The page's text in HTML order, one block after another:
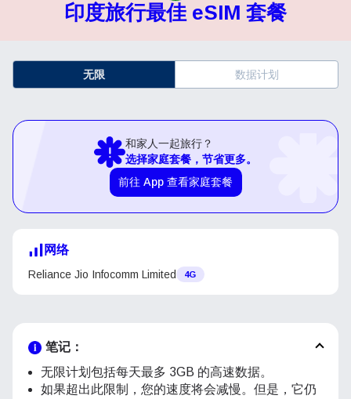
印度旅行最佳 eSIM 套餐
无限 数据计划
和家人一起旅行？
选择家庭套餐，节省更多。
前往 App 查看家庭套餐
网络
Reliance Jio Infocomm Limited 4G
笔记：
无限计划包括每天最多 3GB 的高速数据。
如果超出此限制，您的速度将会减慢。但是，它仍